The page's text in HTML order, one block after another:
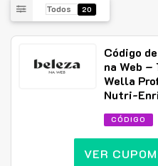
Todos 20
Código
na Web –
Wella
Nutri-
CÓDIGO
VER CUPOM